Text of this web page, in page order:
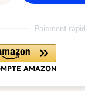
Paiement